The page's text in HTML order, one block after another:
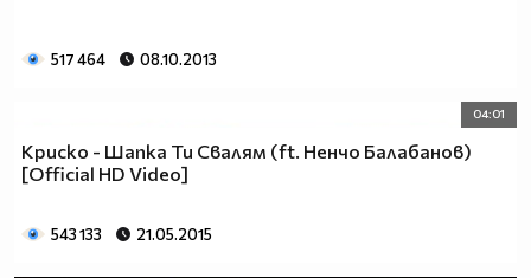
517 464 08.10.2013
04:01
Криско - Шапка Ти Свалям (ft. Ненчо Балабанов)
[Official HD Video]
543 133 21.05.2015